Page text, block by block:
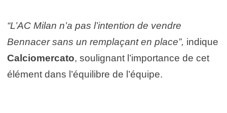
“L’AC Milan n’a pas l’intention de vendre
Bennacer sans un remplaçant en place”, indique
Calciomercato, soulignant l’importance de cet
élément dans l’équilibre de l’équipe.